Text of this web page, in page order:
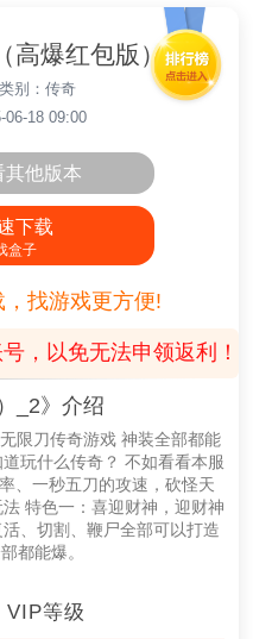
高爆红包版）_2
别：传奇
06-18 09:00
其他版本
下载
盒子
找游戏更方便!
，以免无法申领返利！
_2》介绍
限刀传奇游戏 神装全部都能
玩什么传奇？ 不如看看本服
、一秒五刀的攻速，砍怪天
特色一：喜迎财神，迎财神
、切割、鞭尸全部可以打造
都能爆。
VIP等级